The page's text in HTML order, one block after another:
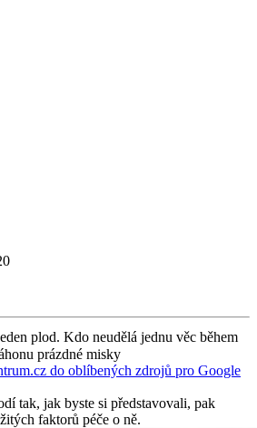
plod. Kdo neudělá jednu věc během
prázdné misky
do oblíbených zdrojů pro Google
tak, jak byste si představovali, pak
faktorů péče o ně.